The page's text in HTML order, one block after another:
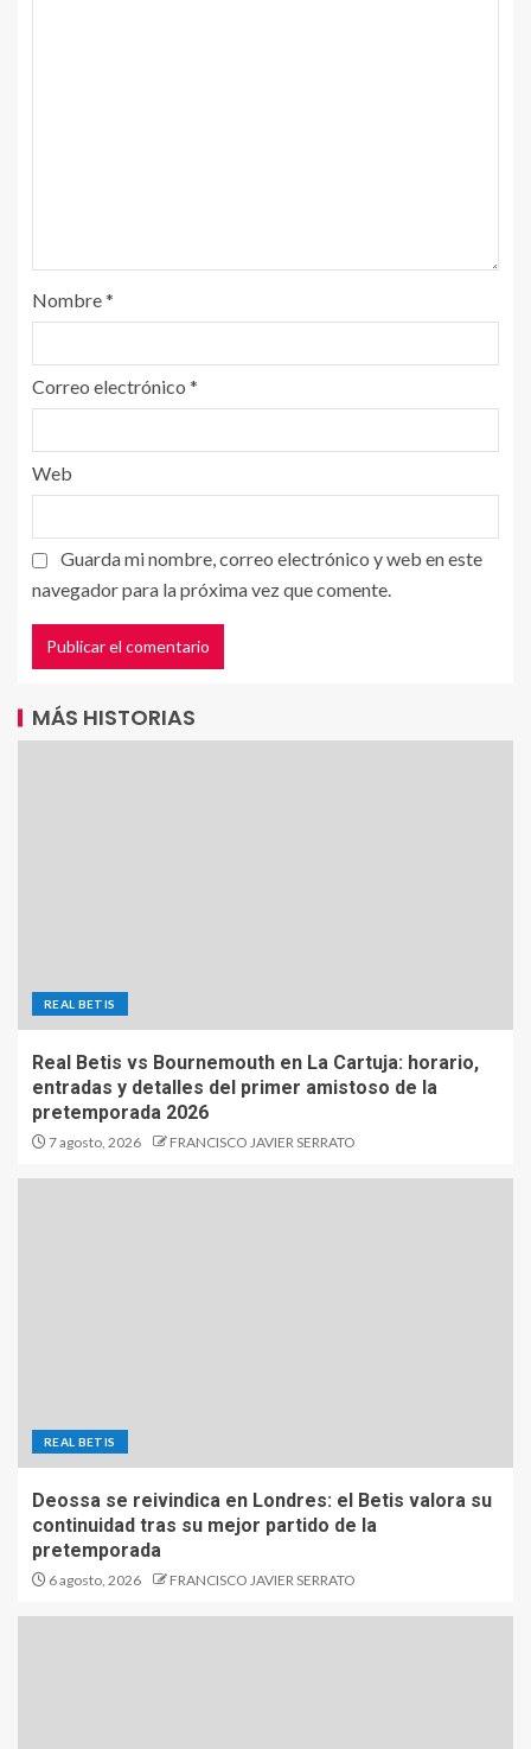
Nombre*
Correo electrónico *
Web
Guarda mi nombre, correo electrónico y web en este
navegador para la próxima vez que comente.
MÁS HISTORIAS
REAL BETIS
Real Betis vs Bournemouth en La Cartuja: horario,
entradas y detalles del primer amistoso de la
pretemporada 2026
7 agosto, 2026 FRANCISCO JAVIER SERRATO
REAL BETIS
Deossa se reivindica en Londres: el Betis valora su
continuidad tras su mejor partido de la
pretemporada
6 agosto, 2026 FRANCISCO JAVIER SERRATO